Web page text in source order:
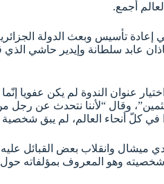
أجمع.
إعادة تأسيس وبعث الدولة
عابد سلطانة وإيدير حاشي
عنوان الندوة لم يكن عفويا
وقال “لأننا نتحدث عن رجل
في كلّ أنحاء العالم، لم يبق
ميشال وانقلاب بعض القبائل
وهو المعروف بمؤلفاته